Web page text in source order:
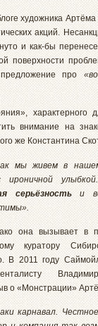
художника Артёма
акций.
и как-бы
поверхности
про
характерного
внимание на
же Константина
мы живем в
серьёзностьи
она вызывает в
куратору
В 2011 году
о «Монстрации»
карнавал.